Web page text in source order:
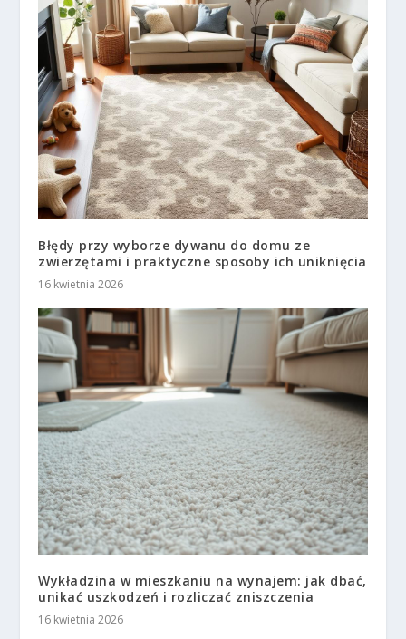
Błędy przy wyborze dywanu do domu ze
zwierzętami i praktyczne sposoby ich uniknięcia
16 kwietnia 2026
Wykładzina w mieszkaniu na wynajem: jak dbać,
unikać uszkodzeń i rozliczać zniszczenia
16 kwietnia 2026